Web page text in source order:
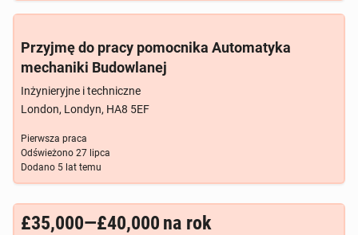
Przyjmę do pracy pomocnika Automatyka
mechaniki Budowlanej
Inżynieryjne i techniczne
London, Londyn, HA8 5EF
Pierwsza praca
Odświeżono 27 lipca
Dodano 5 lat temu
£35,000—£40,000 na rok